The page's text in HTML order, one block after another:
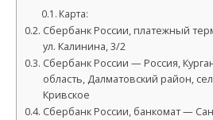
Карта:
Сбербанк России, платежный
ул. Калинина, 3/2
Сбербанк России — Россия,
область, Далматовский район,
Кривское
Сбербанк России, банкомат —